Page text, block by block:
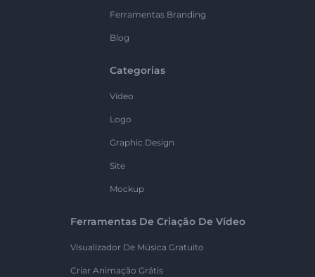
Ferramentas Branding
Blog
Categorias
Vídeo
Logo
Graphic Design
Site
Mockup
Ferramentas De Criação De Vídeo
Visualizador De Música Gratuito
Criar Animação Grátis